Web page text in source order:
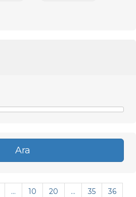
Ara
... 10 20 ... 35
36